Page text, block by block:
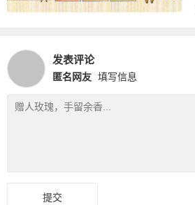
发表评论
匿名网友 填写信息